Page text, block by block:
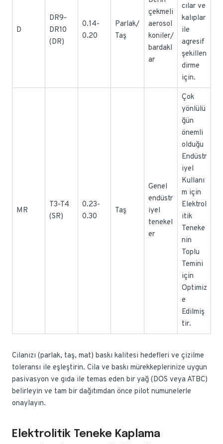
D
DR9-
DR10
(DR)
0.14-
0.20
Parlak/
Taş
çekmeli
aerosol
koniler/
bardakl
ar
cılar ve
kalıplar
ile
agresif
şekillen
dirme
için.
MR
T3-T4
(SR)
0.23-
0.30
Taş
Genel
endüstr
iyel
tenekel
er
Çok
yönlülü
ğün
önemli
olduğu
Endüstr
iyel
Kullanı
m için
Elektrol
itik
Teneke
nin
Toplu
Temini
için
Optimiz
e
Edilmiş
tir.
Cilanızı (parlak, taş, mat) baskı kalitesi hedefleri ve çizilme
toleransı ile eşleştirin. Cila ve baskı mürekkeplerinize uygun
pasivasyon ve gıda ile temas eden bir yağ (DOS veya ATBC)
belirleyin ve tam bir dağıtımdan önce pilot numunelerle
onaylayın.
Elektrolitik Teneke Kaplama